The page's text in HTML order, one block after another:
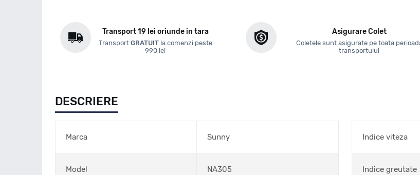
Transport 19 lei oriunde in tara
Transport GRATUITla comenzi peste
990 lei
Asigurare Colet
Coletele sunt asigurate pe toata
transportului
DESCRIERE
Marca Sunny
Model NA305
Indice viteza
Indice greutate